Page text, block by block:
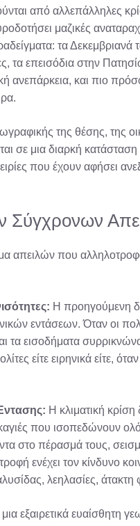
από αλλεπάλληλες
μαζικές
τα
τα επεισόδια στην
ανεπάρκεια, και πιο
της θέσης, της
σε μια διαρκή
που έχουν αφήσει
Σύγχρονων
απειλών που
Η προηγούμενη
εντάσεων. Όταν οι
τα εισοδήματα
είτε ειρηνικά είτε,
Η κλιματική
που ισοπεδώνουν
στο πέρασμά τους,
ενέχει τον κίνδυνο
λεηλασίες,
εξαιρετικά ευαίσθητη